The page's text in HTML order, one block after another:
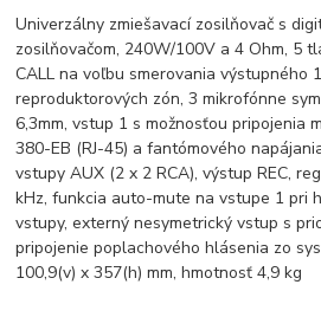
Univerzálny zmiešavací zosilňovač s
zosilňovačom, 240W/100V a 4 Ohm, 5
CALL na voľbu smerovania výstupného
reproduktorových zón, 3 mikrofónne
6,3mm, vstup 1 s možnosťou pripojenia
380-EB (RJ-45) a fantómového
vstupy AUX (2 x 2 RCA), výstup REC,
kHz, funkcia auto-mute na vstupe 1 pri
vstupy, externý nesymetrický vstup s
pripojenie poplachového hlásenia zo
100,9(v) x 357(h) mm, hmotnosť 4,9 kg